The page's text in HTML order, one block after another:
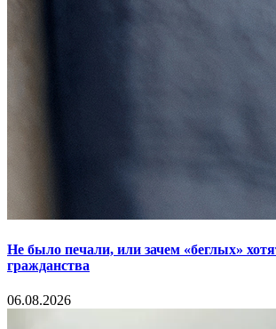
Не было печали, или зачем «беглых»
гражданства
06.08.2026